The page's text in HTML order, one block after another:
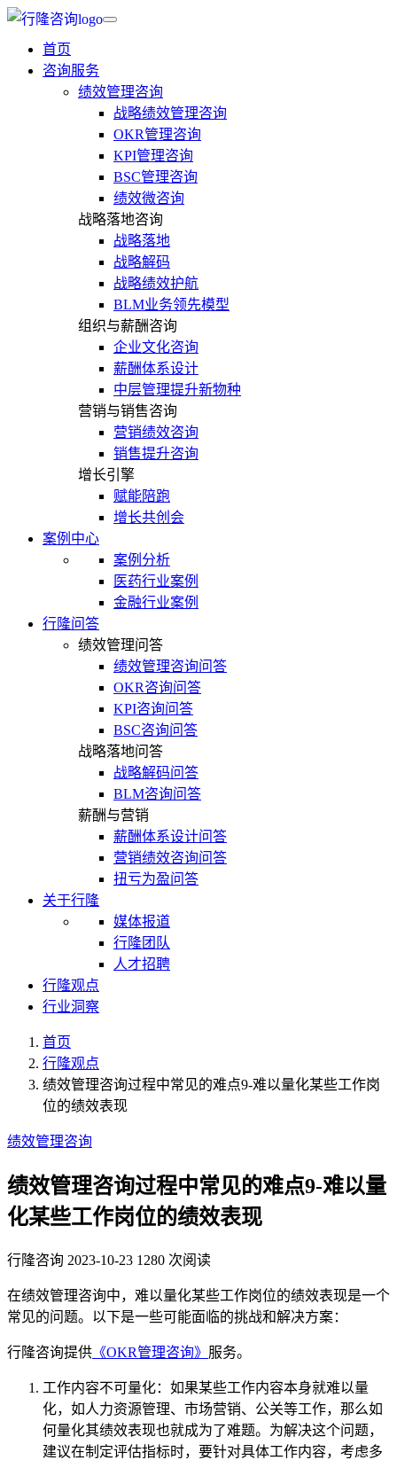
首页
咨询服务
绩效管理咨询
战略绩效管理咨询
OKR管理咨询
KPI管理咨询
BSC管理咨询
绩效微咨询
战略落地咨询
战略落地
战略解码
战略绩效护航
BLM业务领先模型
组织与薪酬咨询
企业文化咨询
薪酬体系设计
中层管理提升新物种
营销与销售咨询
营销绩效咨询
销售提升咨询
增长引擎
赋能陪跑
增长共创会
案例中心
案例分析
医药行业案例
金融行业案例
行隆问答
绩效管理问答
绩效管理咨询问答
OKR咨询问答
KPI咨询问答
BSC咨询问答
战略落地问答
战略解码问答
BLM咨询问答
薪酬与营销
薪酬体系设计问答
营销绩效咨询问答
扭亏为盈问答
关于行隆
媒体报道
行隆团队
人才招聘
行隆观点
行业洞察
首页
行隆观点
绩效管理咨询过程中常见的难点9-难以量化某些工作岗
位的绩效表现
绩效管理咨询
绩效管理咨询过程中常见的难点9-难以量
化某些工作岗位的绩效表现
行隆咨询 2023-10-23 1280 次阅读
在绩效管理咨询中，难以量化某些工作岗位的绩效表现是一个
常见的问题。以下是一些可能面临的挑战和解决方案：
行隆咨询提供 《OKR管理咨询》 服务。
工作内容不可量化：如果某些工作内容本身就难以量
化，如人力资源管理、市场营销、公关等工作，那么如
何量化其绩效表现也就成为了难题。为解决这个问题，
建议在制定评估指标时，要针对具体工作内容，考虑多